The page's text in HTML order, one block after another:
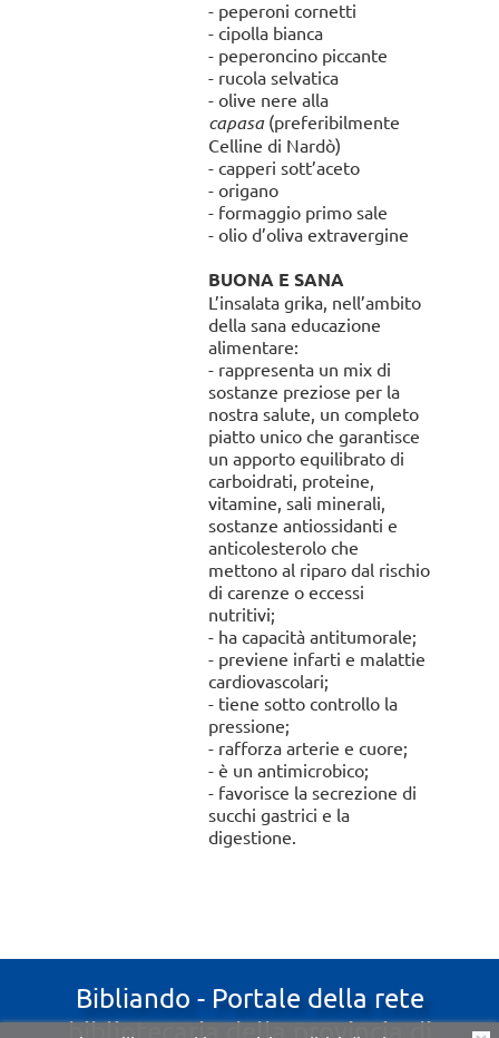
- peperoni cornetti
- cipolla bianca
- peperoncino piccante
- rucola selvatica
- olive nere alla
capasa(preferibilmente
Celline di Nardò)
- capperi sott’aceto
- origano
- formaggio primo sale
- olio d’oliva extravergine
BUONA E SANA
L’insalata grika, nell’ambito
della sana educazione
alimentare:
- rappresenta un mix di
sostanze preziose per la
nostra salute, un completo
piatto unico che garantisce
un apporto equilibrato di
carboidrati, proteine,
vitamine, sali minerali,
sostanze antiossidanti e
anticolesterolo che
mettono al riparo dal rischio
di carenze o eccessi
nutritivi;
- ha capacità antitumorale;
- previene infarti e malattie
cardiovascolari;
- tiene sotto controllo la
pressione;
- rafforza arterie e cuore;
- è un antimicrobico;
- favorisce la secrezione di
succhi gastrici e la
digestione.
Bibliando - Portale della rete
bibliotecaria della provincia di